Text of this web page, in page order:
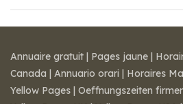
Annuaire gratuit | Pages jaune |
Canada | Annuario orari | Horaires
Yellow Pages | Oeffnungszeiten